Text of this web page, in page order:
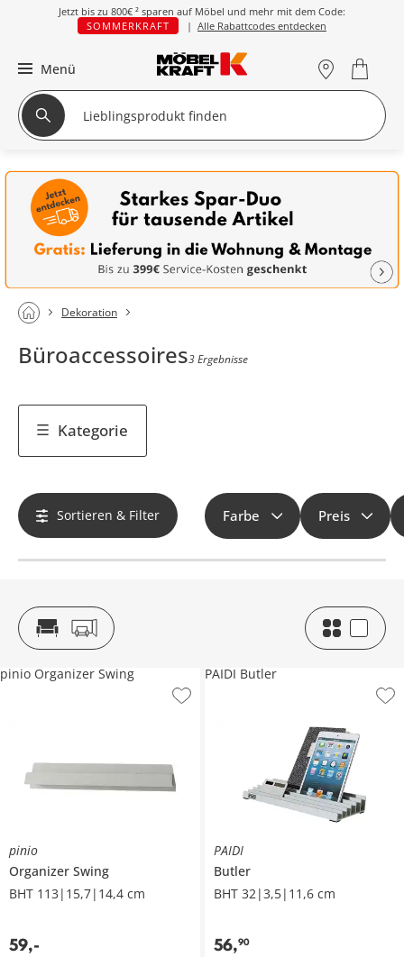
Jetzt bis zu 800€ ² sparen auf Möbel und mehr mit dem Code:
SOMMERKRAFT
| Alle Rabattcodes entdecken
Menü
Dekoration
Büroaccessoires3 Ergebnisse
Kategorie
Sortieren & Filter Farbe Preis
pinio
Organizer Swing
BHT 113|15,7|14,4 cm
59,-
pinio Organizer Swing
PAIDI
Butler
BHT 32|3,5|11,6 cm
56,90
PAIDI Butler